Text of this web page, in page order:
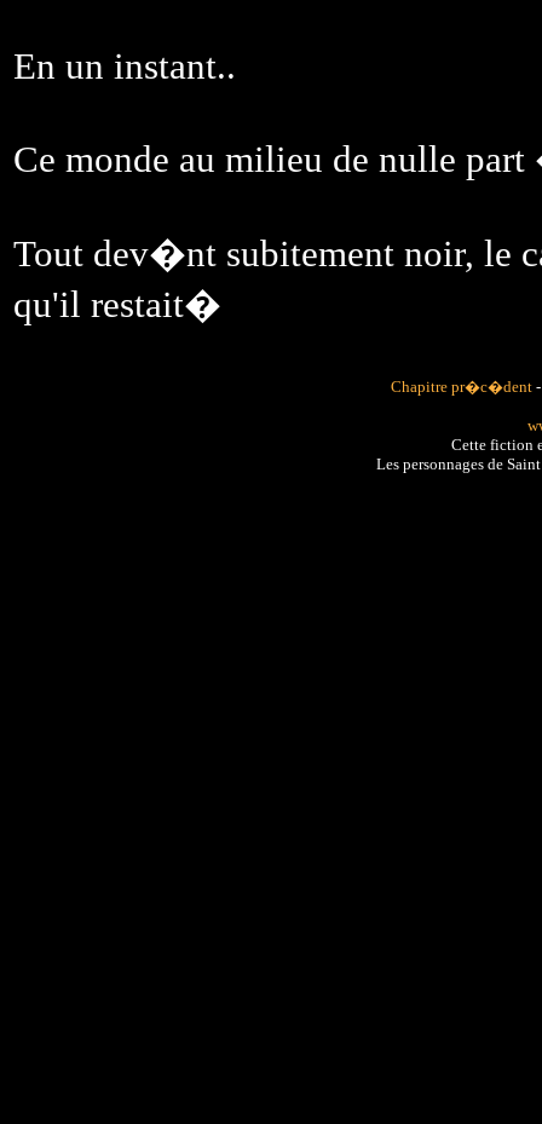
En un instant..
Ce monde au milieu de nulle
Tout dev�nt subitement noir, le
qu'il restait�
Chapitre pr�c�dent
Cette fiction
Les personnages de